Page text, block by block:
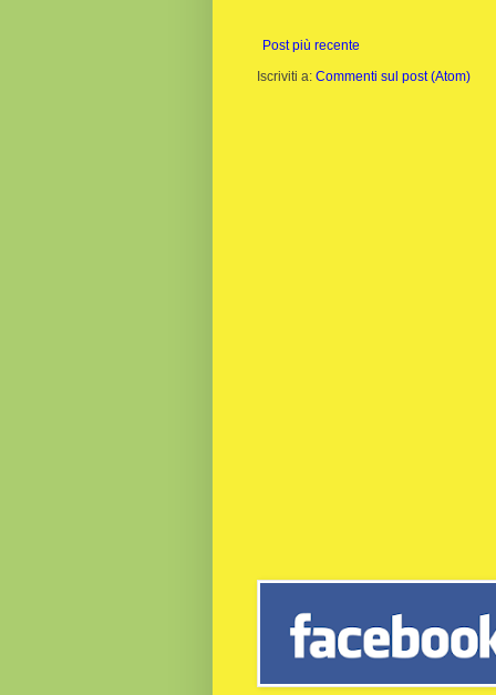
Post più recente
Iscriviti a: Commenti sul post (Atom)